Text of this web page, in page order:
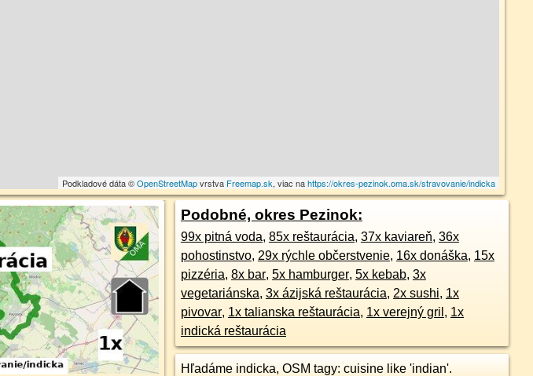
Podkladové dáta ©OpenStreetMapvrstva Freemap.sk, viac nahttps://okres-pezinok.oma.sk/stravovanie/indicka
Podobné, okres Pezinok:
99x pitná voda, 85x reštaurácia, 37x kaviareň, 36x
pohostinstvo, 29x rýchle občerstvenie, 16x donáška, 15x
pizzéria, 8x bar, 5x hamburger, 5x kebab, 3x
vegetariánska, 3x ázijská reštaurácia, 2x sushi, 1x
pivovar, 1x talianska reštaurácia, 1x verejný gril , 1x
indická reštaurácia
Hľadáme indicka, OSM tagy: cuisine like 'indian'.